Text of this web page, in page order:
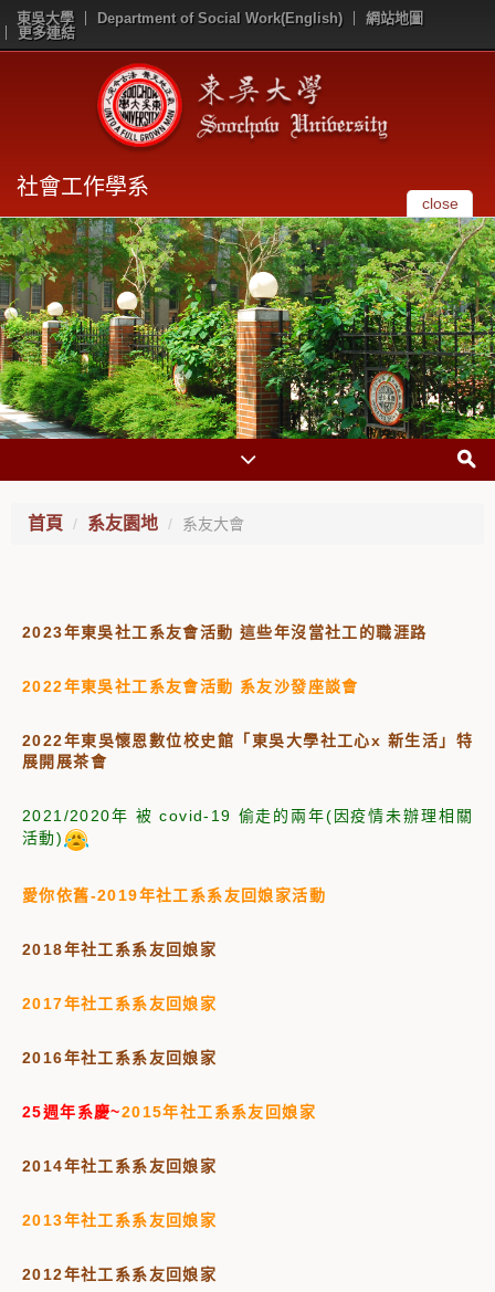
東吳大學 Department of Social Work(English)
網站地圖
更多連結
社會工作學系
close
首頁 系友園地 系友大會
2023年東吳社工系友會活動 這些年沒當社工的職涯路
2022年東吳社工系友會活動 系友沙發座談會
2022年東吳懷恩數位校史館「東吳大學社工心x 新生活」特
展開展茶會
2021/2020年 被 covid-19 偷走的兩年(因疫情未辦理相關
活動)
愛你依舊-2019年社工系系友回娘家活動
2018年社工系系友回娘家
2017年社工系系友回娘家
2016年社工系系友回娘家
25週年系慶~2015年社工系系友回娘家
2014年社工系系友回娘家
2013年社工系系友回娘家
2012年社工系系友回娘家